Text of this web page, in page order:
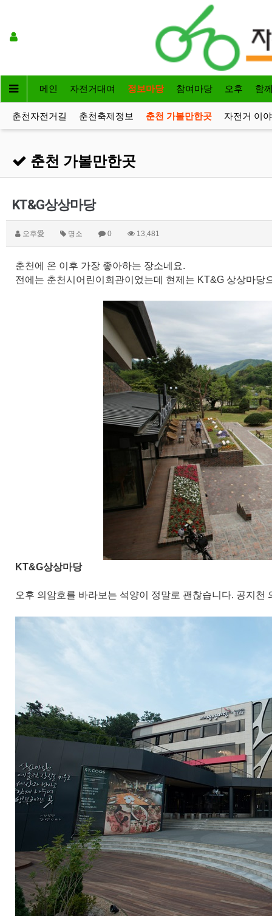
메인 자전거대여 정보마당 참여마당 오후 함
춘천자전거길 춘천축제정보 춘천 가볼만한곳 자전거 이
춘천 가볼만한곳
KT&G상상마당
오후愛 명소 0 13,481
춘천에 온 이후 가장 좋아하는 장소네요.
전에는 춘천시어린이회관이었는데 현제는 KT&G 상상마당
KT&G상상마당
오후 의암호를 바라보는 석양이 정말로 괜찮습니다. 공지